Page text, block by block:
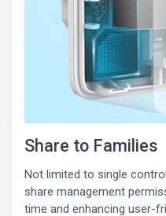
Share to Families
Not limited to single
share management
time and enhancing user-